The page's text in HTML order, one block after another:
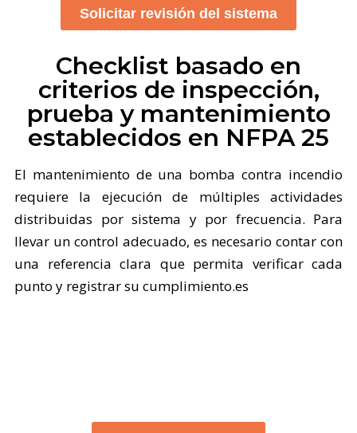
Solicitar revisión del sistema
Checklist basado en
criterios de inspección,
prueba y mantenimiento
establecidos en NFPA 25
El mantenimiento de una bomba contra incendio
requiere la ejecución de múltiples actividades
distribuidas por sistema y por frecuencia. Para
llevar un control adecuado, es necesario contar con
una referencia clara que permita verificar cada
punto y registrar su cumplimiento.es